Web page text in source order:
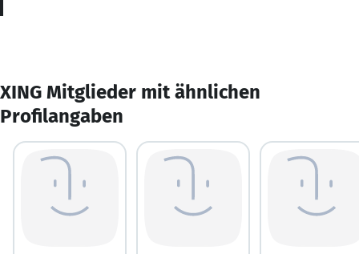
XING Mitglieder mit ähnlichen
Profilangaben